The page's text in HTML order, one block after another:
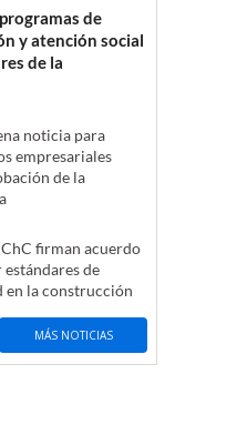
de
y atención social
de la
noticia para
empresariales
de la
firman acuerdo
de
en la construcción
MÁS NOTICIAS